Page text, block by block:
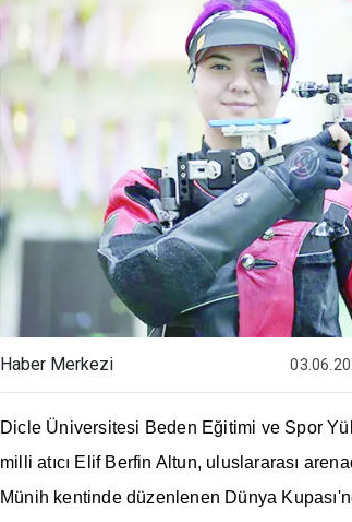
Haber Merkezi
Dicle Üniversitesi Beden Eğitimi ve Spor
milli atıcı Elif Berfin Altun, uluslararası
Münih kentinde düzenlenen Dünya